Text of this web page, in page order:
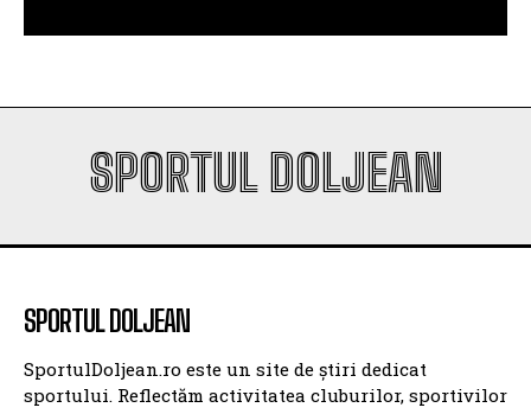
SPORTUL DOLJEAN
SPORTUL DOLJEAN
SportulDoljean.ro este un site de știri dedicat
sportului. Reflectăm activitatea cluburilor, sportivilor